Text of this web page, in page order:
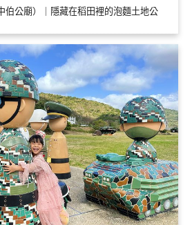
伯公廟）｜隱藏在稻田裡的泡麵土地公